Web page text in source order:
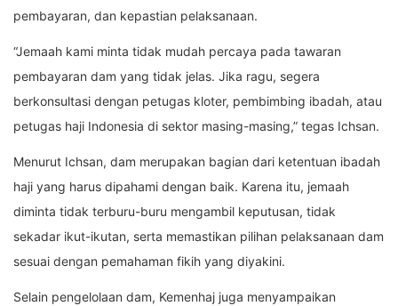
pembayaran, dan kepastian pelaksanaan.
“Jemaah kami minta tidak mudah percaya pada tawaran
pembayaran dam yang tidak jelas. Jika ragu, segera
berkonsultasi dengan petugas kloter, pembimbing ibadah, atau
petugas haji Indonesia di sektor masing-masing,” tegas Ichsan.
Menurut Ichsan, dam merupakan bagian dari ketentuan ibadah
haji yang harus dipahami dengan baik. Karena itu, jemaah
diminta tidak terburu-buru mengambil keputusan, tidak
sekadar ikut-ikutan, serta memastikan pilihan pelaksanaan dam
sesuai dengan pemahaman fikih yang diyakini.
Selain pengelolaan dam, Kemenhaj juga menyampaikan